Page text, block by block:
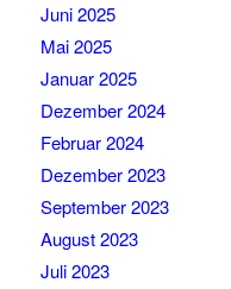
Juni 2025
Mai 2025
Januar 2025
Dezember 2024
Februar 2024
Dezember 2023
September 2023
August 2023
Juli 2023